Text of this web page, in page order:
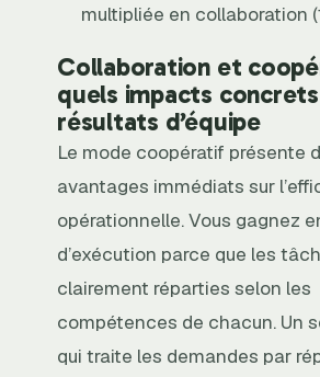
multipliée en collaboration
Collaboration et
quels impacts
résultats d’équipe
Le mode coopératif présente
avantages immédiats sur
opérationnelle. Vous gagnez
d’exécution parce que les
clairement réparties selon les
compétences de chacun. Un
qui traite les demandes par